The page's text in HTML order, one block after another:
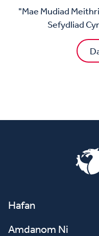
"Mae Mudiad
Sefydliad
Hafan
Amdanom Ni